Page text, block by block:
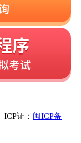
证： 闽ICP备